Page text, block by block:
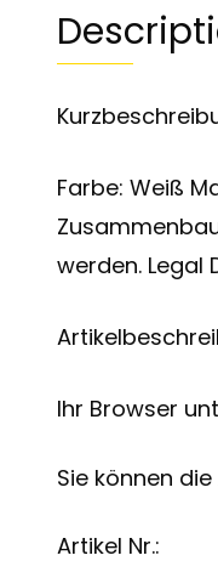
Farbe: Weiß
werden. Legal
Ihr Browser
Sie können
Artikel Nr.: